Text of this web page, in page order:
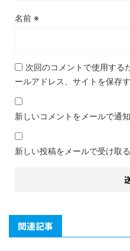
名前 ※
次回のコメントで使用する
ールアドレス、サイトを保存す
新しいコメントをメールで通知
新しい投稿をメールで受け取る
関連記事